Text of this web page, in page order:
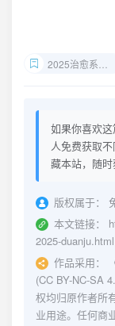
2025治愈系短剧
如果你喜欢
人免费获取
藏本站，随时
版权属于：
本文链接：
2025-duanju.html
作品采用：
(CC BY-NC-SA
权均归原作者所
业用途。任何商